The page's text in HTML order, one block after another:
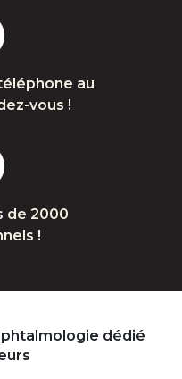
au
vous !
de 2000
!
dédié